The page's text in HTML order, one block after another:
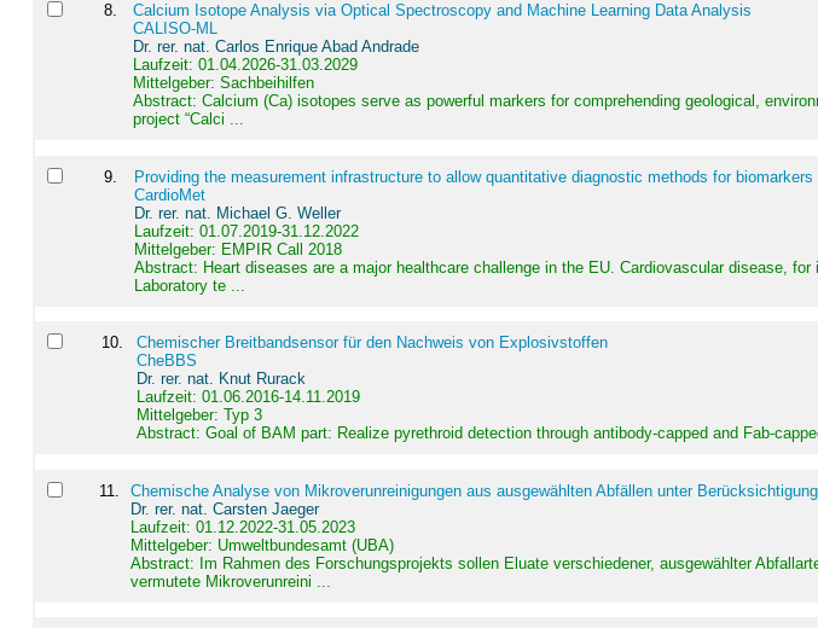
8.
Calcium Isotope Analysis via Optical Spectroscopy and Machine Learning Data Analysis
CALISO-ML
Dr. rer. nat. Carlos Enrique Abad Andrade
Laufzeit: 01.04.2026-31.03.2029
Mittelgeber: Sachbeihilfen
Abstract:Calcium (Ca) isotopes serve as powerful markers for comprehending geological,
project “Calci ...
9
Providing the measurement infrastructure to allow quantitative diagnostic methods for
CardioMet
Dr. rer. nat. Michael G. Weller
Laufzeit: 01.07.2019-31.12.2022
Mittelgeber: EMPIR Call 2018
Abstract: Heart diseases are a major healthcare challenge in the EU. Cardiovascular disease,
Laboratory te ...
10.
Chemischer Breitbandsensor für den Nachweis von Explosivstoffen
CheBBS
Dr. rer. nat. Knut Rurack
Laufzeit: 01.06.2016-14.11.2019
Mittelgeber: Typ 3
Abstract:Goal of BAM part: Realize pyrethroid detection through antibody-capped and Fab-
11
Chemische Analyse von Mikroverunreinigungen aus ausgewählten Abfällen unter
Dr. rer. nat. Carsten Jaeger
Laufzeit: 01.12.2022-31.05.2023
Mittelgeber: Umweltbundesamt (UBA)
Abstract: Im Rahmen des Forschungsprojekts sollen Eluate verschiedener, ausgewählter
vermutete Mikroverunreini ...